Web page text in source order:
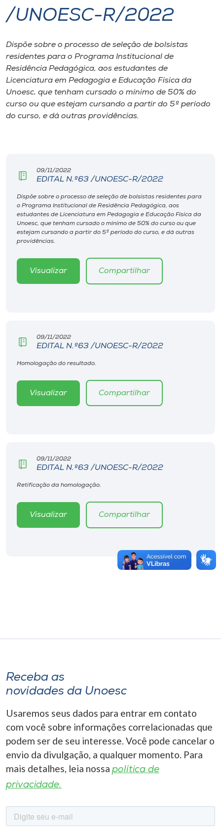
I.nova
Diplomados
Cultura
Editora
Rádio
Museu
Unoesc
/UNOESC-R/2022
Dispõe sobre o processo de seleção de bolsistas
residentes para o Programa Institucional de
Residência Pedagógica, aos estudantes de
Licenciatura em Pedagogia e Educação Física da
Unoesc, que tenham cursado o mínimo de 50% do
curso ou que estejam cursando a partir do 5º período
do curso, e dá outras providências.
09/11/2022
EDITAL N.º63 /UNOESC-R/2022
Dispõe sobre o processo de seleção de bolsistas residentes para
o Programa Institucional de Residência Pedagógica, aos
estudantes de Licenciatura em Pedagogia e Educação Física da
Unoesc, que tenham cursado o mínimo de 50% do curso ou que
estejam cursando a partir do 5º período do curso, e dá outras
providências.
Visualizar Compartilhar
09/11/2022
EDITAL N.º63 /UNOESC-R/2022
Homologação do resultado.
Visualizar Compartilhar
09/11/2022
EDITAL N.º63 /UNOESC-R/2022
Retificação da homologação.
Visualizar Compartilhar
Receba as
novidades da Unoesc
Usaremos seus dados para entrar em contato
com você sobre informações correlacionadas que
podem ser de seu interesse. Você pode cancelar o
envio da divulgação, a qualquer momento. Para
mais detalhes, leia nossa política de
privacidade.